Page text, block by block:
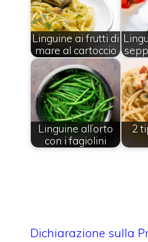
Linguine ai frutti di
mare al cartoccio
Linguine all’orto
con i fagiolini
2
Dichiarazione sulla